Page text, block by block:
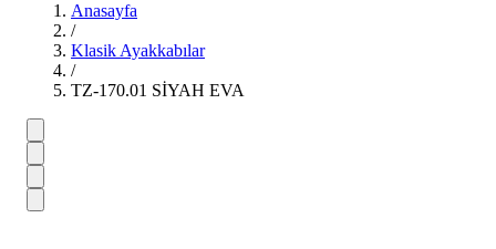
Anasayfa
/
Klasik Ayakkabılar
/
TZ-170.01 SİYAH EVA